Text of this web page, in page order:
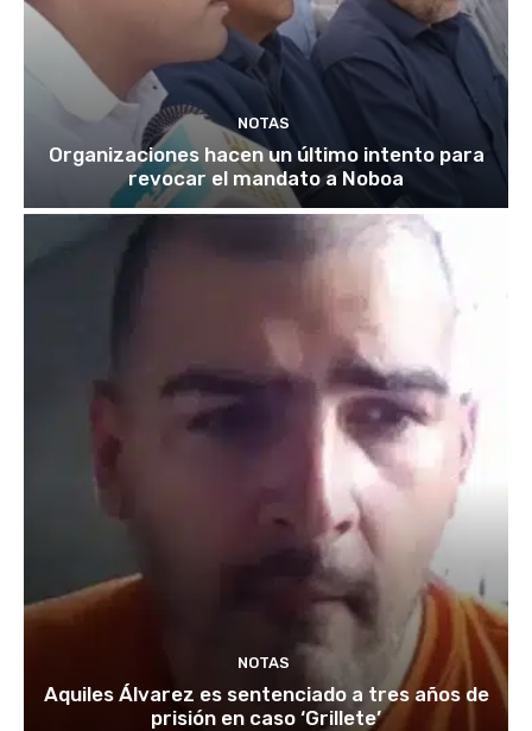
NOTAS
Organizaciones hacen un último intento para
revocar el mandato a Noboa
NOTAS
Aquiles Álvarez es sentenciado a tres años de
prisión en caso ‘Grillete’